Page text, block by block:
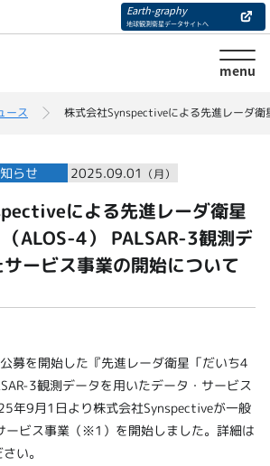
Earth-graphy
地球観測衛星データサイトへ
menu
ース 株式会社Synspectiveによる先進レーダ
らせ 2025.09.01 （月）
による先進レーダ衛星
（ALOS-4） PALSAR-3観測デ
ービス事業の開始について
募を開始した『先進レーダ衛星「だいち4
3観測データを用いたデータ・サービス
年9月1日より株式会社Synspectiveが一般
ービス事業（※1）を開始しました。詳細は
い。